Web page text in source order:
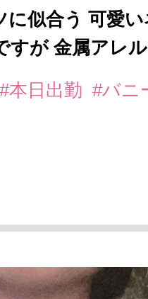
に似合う 可愛
すが 金属アレ
#本日出勤 #バニ